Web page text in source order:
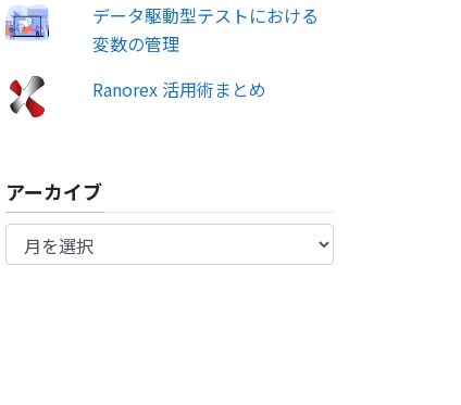
データ駆動型テストにおける
変数の管理
Ranorex 活用術まとめ
アーカイブ